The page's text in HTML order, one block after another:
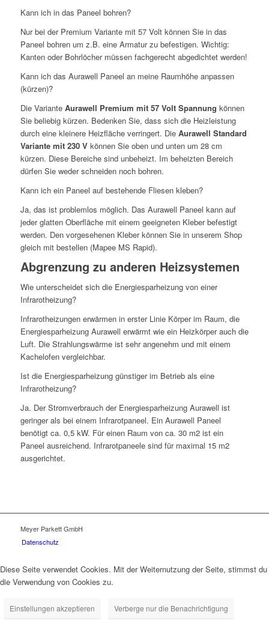
Kann ich in das Paneel bohren?
Nur bei der Premium Variante mit 57 Volt können Sie in das
Paneel bohren um z.B. eine Armatur zu befestigen. Wichtig:
Kanten oder Bohrlöcher müssen fachgerecht abgedichtet werden!
Kann ich das Aurawell Paneel an meine Raumhöhe anpassen
(kürzen)?
Die Variante Aurawell Premium mit 57 Volt Spannung können
Sie beliebig kürzen. Bedenken Sie, dass sich die Heizleistung
durch eine kleinere Heizfläche verringert. Die Aurawell Standard
Variante mit 230 Vkönnen Sie oben und unten um 28 cm
kürzen. Diese Bereiche sind unbeheizt. Im beheizten Bereich
dürfen Sie weder schneiden noch bohren.
Kann ich ein Paneel auf bestehende Fliesen kleben?
Ja, das ist problemlos möglich. Das Aurawell Paneel kann auf
jeder glatten Oberfläche mit einem geeigneten Kleber befestigt
werden. Den vorgesehenen Kleber können Sie in unserem Shop
gleich mit bestellen (Mapee MS Rapid).
Abgrenzung zu anderen Heizsystemen
Wie unterscheidet sich die Energiesparheizung von einer
Infrarotheizung?
Infrarotheizungen erwärmen in erster Linie Körper im Raum, die
Energiesparheizung Aurawell erwärmt wie ein Heizkörper auch die
Luft. Die Strahlungswärme ist sehr angenehm und mit einem
Kachelofen vergleichbar.
Ist die Energiesparheizung günstiger im Betrieb als eine
Infrarotheizung?
Ja. Der Stromverbrauch der Energiesparheizung Aurawell ist
geringer als bei einem Infrarotpaneel. Ein Aurawell Paneel
benötigt ca. 0,5 kW. Für einen Raum von ca. 30 m2 ist ein
Paneel ausreichend. Infrarotpaneele sind für maximal 15 m2
ausgerichtet.
Meyer Parkett GmbH
Datenschutz
Diese Seite verwendet Cookies. Mit der Weiternutzung der Seite, stimmst du
die Verwendung von Cookies zu.
Einstellungen akzeptieren Verberge nur die Benachrichtigung